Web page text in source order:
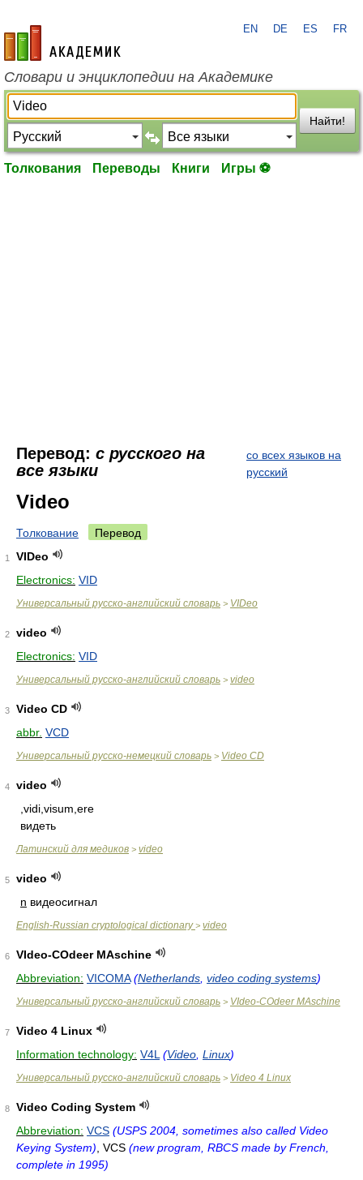
academic.ru
EN DE ES FR
Словари и энциклопедии на Академике
Найти!
Толкования Переводы Книги Игры ⚽
Перевод: с русского на
все языки
со всех языков на
русский
Video
Толкование Перевод
1
VIDeo
Electronics: VID
Универсальный русско-английский словарь > VIDeo
2
video
Electronics: VID
Универсальный русско-английский словарь > video
3
Video CD
abbr. VCD
Универсальный русско-немецкий словарь > Video CD
4
video
,vidi,visum,ere
видеть
Латинский для медиков > video
5
video
n видеосигнал
English-Russian cryptological dictionary> video
6
VIdeo-COdeer MAschine
Abbreviation: VICOMA (Netherlands video coding systems)
Универсальный русско-английский словарь > VIdeo-COdeer MAschine
7
Video 4 Linux
Information technology: V4L (Video Linux)
Универсальный русско-английский словарь > Video 4 Linux
8
Video Coding System
Abbreviation: VCS (USPS 2004, sometimes also called Video
Keying System) , VCS (new program, RBCS made by French,
complete in 1995)